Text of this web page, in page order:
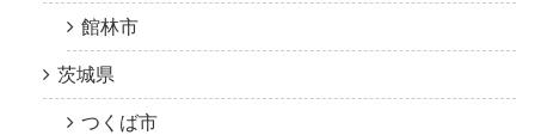
館林市
茨城県
つくば市